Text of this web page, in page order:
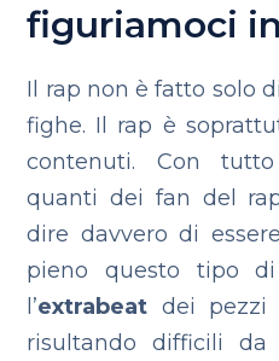
figuriamoci
Il rap non è fatto solo
fighe. Il rap è
contenuti. Con
quanti dei fan del
dire davvero di
pieno questo tipo
l’extrabeat dei pezzi
risultando difficili da